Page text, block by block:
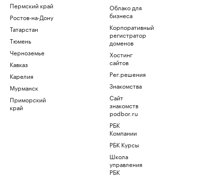
Пермский край
Ростов-на-Дону
Татарстан
Тюмень
Черноземье
Кавказ
Карелия
Мурманск
Приморский
край
Облако для
бизнеса
Корпоративный
регистратор
доменов
Хостинг
сайтов
Рег.решения
Знакомства
Сайт
знакомств
podbor.ru
РБК
Компании
РБК Курсы
Школа
управления
РБК